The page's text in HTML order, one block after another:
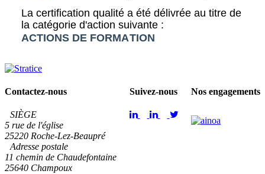
Contactez-nous
SIÈGE
5 rue de l'église
25220 Roche-Lez-Beaupré
Adresse postale
11 chemin de Chaudefontaine
25640 Champoux
Suivez-nous Nos engagements